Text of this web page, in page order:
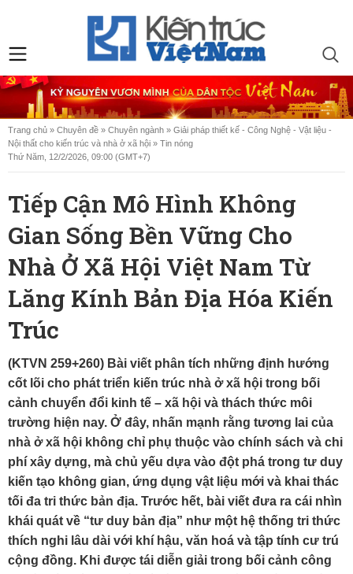
Trang chủ » Chuyên đề » Chuyên ngành » Giải pháp thiết kế - Công Nghệ - Vật liệu -
Nội thất cho kiến trúc và nhà ở xã hội » Tin nóng
Thứ Năm, 12/2/2026, 09:00 (GMT+7)
Tiếp Cận Mô Hình Không
Gian Sống Bền Vững Cho
Nhà Ở Xã Hội Việt Nam Từ
Lăng Kính Bản Địa Hóa Kiến
Trúc
(KTVN 259+260) Bài viết phân tích những định hướng
cốt lõi cho phát triển kiến trúc nhà ở xã hội trong bối
cảnh chuyển đổi kinh tế – xã hội và thách thức môi
trường hiện nay. Ở đây, nhấn mạnh rằng tương lai của
nhà ở xã hội không chỉ phụ thuộc vào chính sách và chi
phí xây dựng, mà chủ yếu dựa vào đột phá trong tư duy
kiến tạo không gian, ứng dụng vật liệu mới và khai thác
tối đa tri thức bản địa. Trước hết, bài viết đưa ra cái nhìn
khái quát về “tư duy bản địa” như một hệ thống tri thức
thích nghi lâu dài với khí hậu, văn hoá và tập tính cư trú
cộng đồng. Khi được tái diễn giải trong bối cảnh công